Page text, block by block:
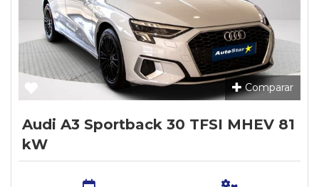
Comparar
Audi A3 Sportback 30 TFSI MHEV 81
kW